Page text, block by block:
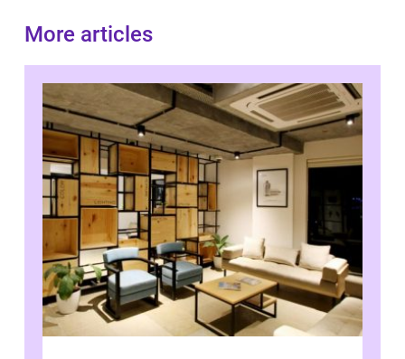
More articles